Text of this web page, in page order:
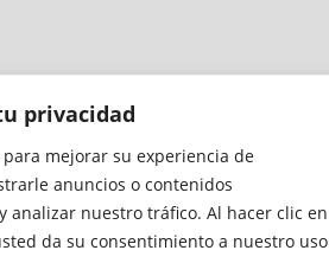
privacidad
para mejorar su experiencia de
anuncios o contenidos
analizar nuestro tráfico. Al hacer clic en
da su consentimiento a nuestro uso
Mapa del SitioPolítica de Cookies